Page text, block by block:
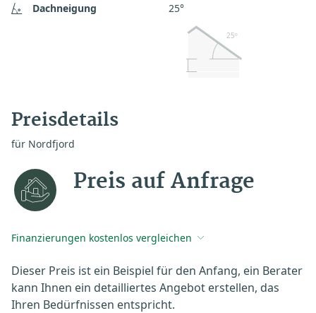
Dachneigung
25°
25º
Preisdetails
für Nordfjord
Preis auf Anfrage
Finanzierungen kostenlos vergleichen
Dieser Preis ist ein Beispiel für den Anfang, ein Berater
kann Ihnen ein detailliertes Angebot erstellen, das
Ihren Bedürfnissen entspricht.